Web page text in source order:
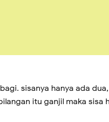
sisanya hanya ada
itu ganjil maka sisa